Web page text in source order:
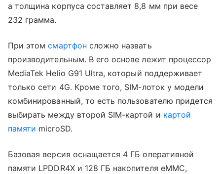
а толщина корпуса составляет 8,8 мм при весе
232 грамма.
При этомсмартфон сложно назвать
производительным. В его основе лежит процессор
MediaTek Helio G91 Ultra, который поддерживает
только сети 4G. Кроме того, SIM-лоток у модели
комбинированный, то есть пользователю придется
выбирать между второй SIM-картой и картой
памяти microSD.
Базовая версия оснащается 4 ГБ оперативной
памяти LPDDR4X и 128 ГБ накопителя eMMC,